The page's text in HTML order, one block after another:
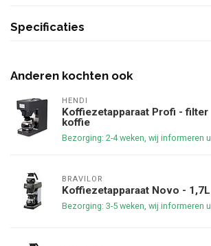
Specificaties
Anderen kochten ook
HENDI
Koffiezetapparaat Profi - filter
koffie
Bezorging: 2-4 weken, wij informeren u
BRAVILOR
Koffiezetapparaat Novo - 1,7L
Bezorging: 3-5 weken, wij informeren u